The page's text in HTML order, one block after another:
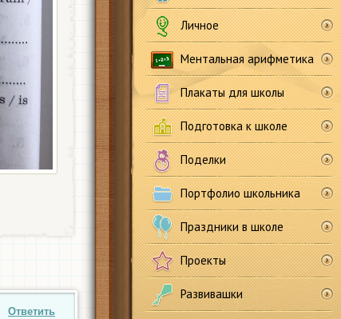
Личное
Ментальная арифметика
Плакаты для школы
Подготовка к школе
Поделки
Портфолио школьника
Праздники в школе
Проекты
Развивашки
Ответить